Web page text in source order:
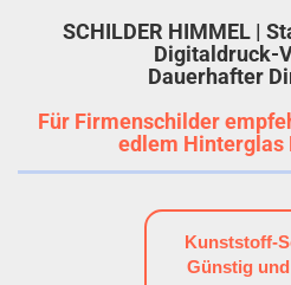
SCHILDER HIMMEL |
Digitaldruck-
Dauerhafter
Für Firmenschilder
edlem Hinterglas
Kunststoff-
Günstig